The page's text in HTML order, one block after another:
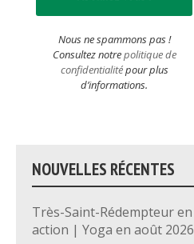
Nous ne spammons pas !
Consultez notrepolitique de
confidentialitépour plus
d’informations.
NOUVELLES RÉCENTES
Très-Saint-Rédempteur en
action | Yoga en août 2026